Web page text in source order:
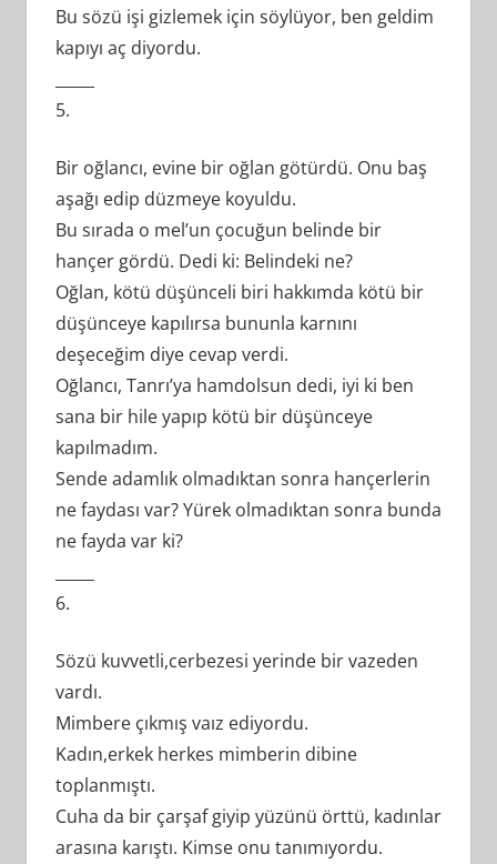
Bu sözü işi gizlemek için söylüyor, ben geldim
kapıyı aç diyordu.
5.
Bir oğlancı, evine bir oğlan götürdü. Onu baş
aşağı edip düzmeye koyuldu.
Bu sırada o mel’un çocuğun belinde bir
hançer gördü. Dedi ki: Belindeki ne?
Oğlan, kötü düşünceli biri hakkımda kötü bir
düşünceye kapılırsa bununla karnını
deşeceğim diye cevap verdi.
Oğlancı, Tanrı’ya hamdolsun dedi, iyi ki ben
sana bir hile yapıp kötü bir düşünceye
kapılmadım.
Sende adamlık olmadıktan sonra hançerlerin
ne faydası var? Yürek olmadıktan sonra bunda
ne fayda var ki?
6.
Sözü kuvvetli,cerbezesi yerinde bir vazeden
vardı.
Mimbere çıkmış vaız ediyordu.
Kadın,erkek herkes mimberin dibine
toplanmıştı.
Cuha da bir çarşaf giyip yüzünü örttü, kadınlar
arasına karıştı. Kimse onu tanımıyordu.